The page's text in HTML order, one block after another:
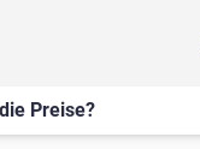
Preise?